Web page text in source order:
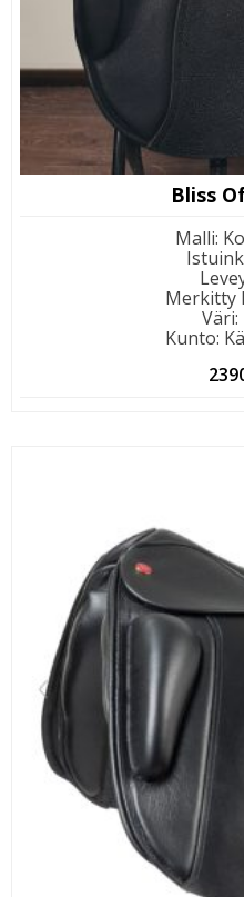
Bliss
Malli:
Merkitty
Väri:
Kunto: